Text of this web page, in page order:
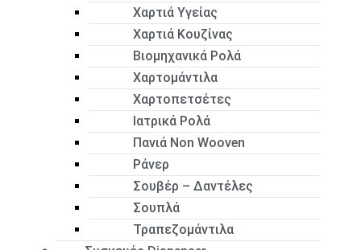
Χαρτιά Υγείας
Χαρτιά Κουζίνας
Βιομηχανικά Ρολά
Χαρτομάντιλα
Χαρτοπετσέτες
Ιατρικά Ρολά
Πανιά Non Wooven
Ράνερ
Σουβέρ – Δαντέλες
Σουπλά
Τραπεζομάντιλα